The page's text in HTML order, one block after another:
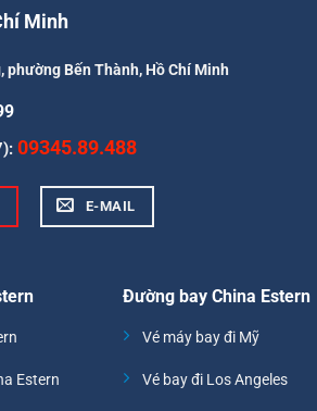
Minh
phường Bến Thành, Hồ Chí Minh
09345.89.488
E-MAIL
Estern
Đường bay China Estern
Vé máy bay đi Mỹ
Vé bay đi Los Angeles